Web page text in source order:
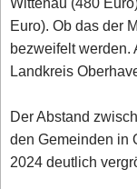
Euro). Ob das der
bezweifelt
Landkreis
Der Abstand
den Gemeinden in
2024 deutlich